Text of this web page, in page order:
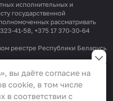
исполнительных и
государственной
рассматривать
41-58, +375 17 370-30-64
реестре Республики Беларусь
– 17:30, Тел.:+375 (29) 337-33-
электронной почты для
для
и не
вы даёте согласие на
cookie, в том числе
в соответствии с